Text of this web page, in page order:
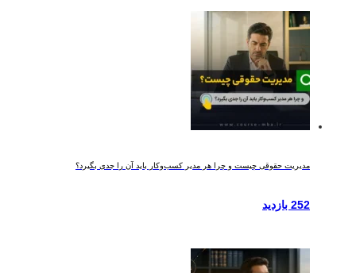
مدیریت حقوقی چیست و چرا هر مدیر کسب‌وکار باید آن را جدی بگیرد؟
252 بازدید